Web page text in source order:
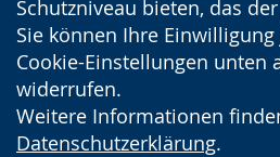
Schutzniveau bieten, das
Sie können Ihre
Cookie-Einstellungen unten
widerrufen.
Weitere Informationen
Datenschutzerklärung.